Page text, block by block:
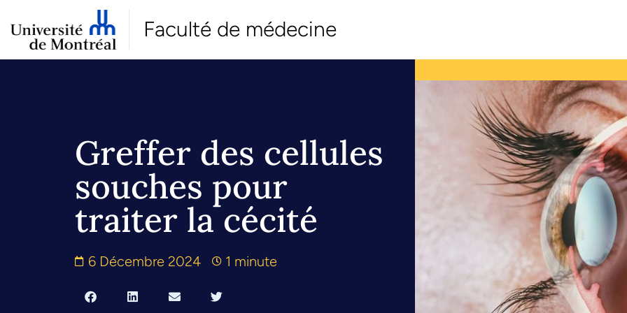
Faculté de médecine
Greffer des cellules
souches pour
traiter la cécité
6 Décembre 2024 1 minute